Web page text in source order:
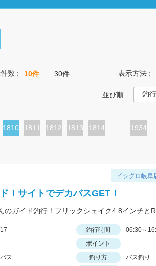
数 10件 30件 表示方法
並び順
カ
ペ
1810
ペ
1811
ペ
1812
ペ
1813
ペ
1814 1934
イシグロ岐阜
！サイトでデカバスGET！
釣行時間
06:30～
ポイント
ス 釣り方
バス釣り